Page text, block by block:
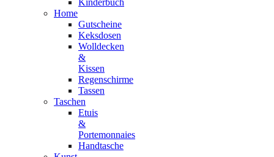
Kinderbuch
Home
Gutscheine
Keksdosen
Wolldecken
&
Kissen
Regenschirme
Tassen
Taschen
Etuis
&
Portemonnaies
Handtasche